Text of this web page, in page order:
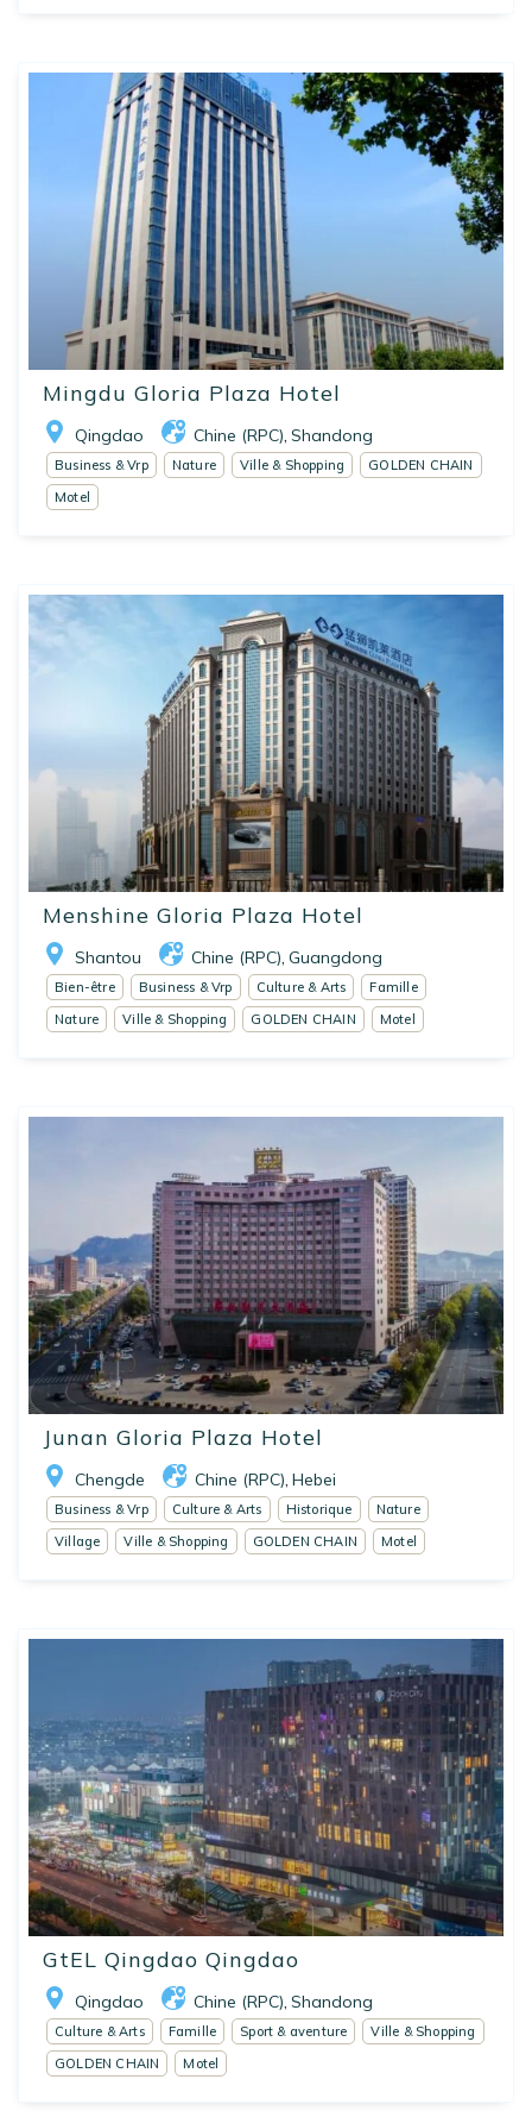
Mingdu Gloria Plaza Hotel
Qingdao Chine (RPC), Shandong
Business & Vrp Nature Ville & Shopping
GOLDEN CHAIN
Motel
Menshine Gloria Plaza Hotel
Shantou Chine (RPC) Guangdong
Bien-être Business & Vrp Culture & Arts
Famille
Nature
Ville & Shopping GOLDEN CHAIN Motel
Junan Gloria Plaza Hotel
Chengde Chine (RPC) Hebei
Business & Vrp Culture & Arts Historique
Nature
Village
Ville & Shopping GOLDEN CHAIN Motel
GtEL Qingdao Qingdao
Qingdao Chine (RPC) Shandong
Culture & Arts Famille Sport & aventure
Ville & Shopping
GOLDEN CHAIN
Motel